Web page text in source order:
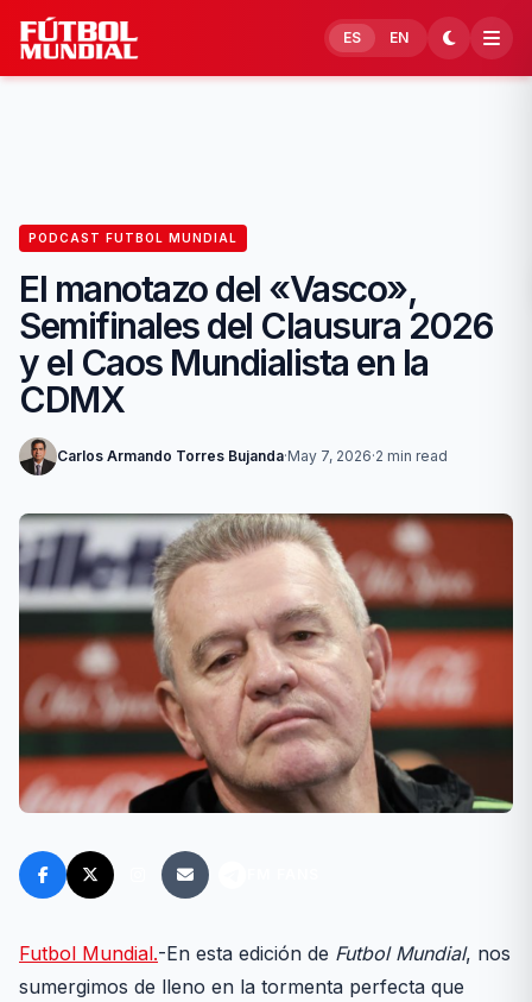
Skip to content
ES EN
PODCAST FUTBOL MUNDIAL
El manotazo del «Vasco»,
Semifinales del Clausura 2026
y el Caos Mundialista en la
CDMX
Carlos Armando Torres Bujanda·May 7, 2026·2 min read
Futbol Mundial.-En esta edición de Futbol Mundial, nos
sumergimos de lleno en la tormenta perfecta que